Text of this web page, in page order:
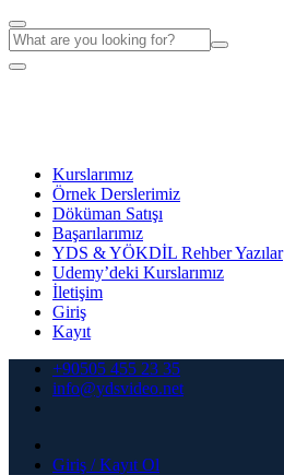
Kurslarımız
Örnek Derslerimiz
Döküman Satışı
Başarılarımız
YDS & YÖKDİL Rehber Yazılar
Udemy’deki Kurslarımız
İletişim
Giriş
Kayıt
+90505 455 23 35
info@ydsvideo.net
Giriş / Kayıt Ol